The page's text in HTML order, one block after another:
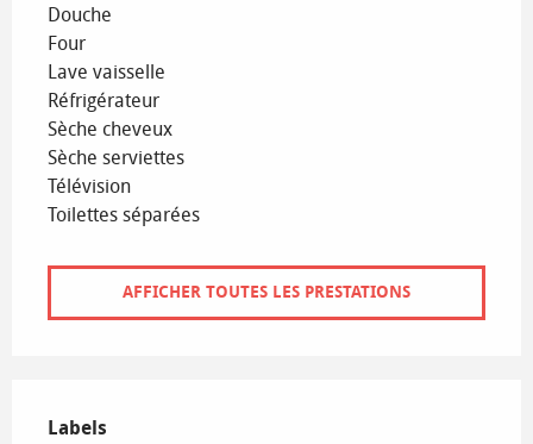
Douche
Four
Lave vaisselle
Réfrigérateur
Sèche cheveux
Sèche serviettes
Télévision
Toilettes séparées
AFFICHER TOUTES LES PRESTATIONS
Labels
Labels